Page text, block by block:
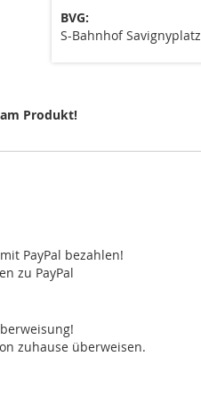
BVG:
S-Bahnhof Savignyplatz
Produkt!
PayPal bezahlen!
zu PayPal
zuhause überweisen.